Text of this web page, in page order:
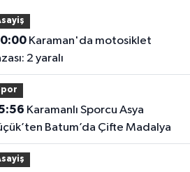
Karaman'da motosiklet
2 yaralı
Batum’da Çifte Madalya